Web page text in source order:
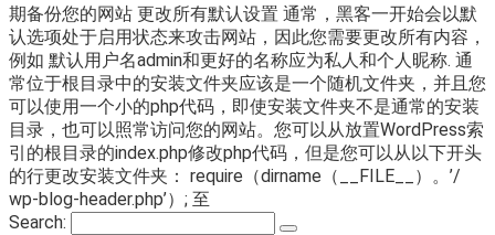
期备份您的网站 更改所有默认设置 通常，黑客一开始会以默
认选项处于启用状态来攻击网站，因此您需要更改所有内容，
例如 默认用户名admin和更好的名称应为私人和个人昵称. 通
常位于根目录中的安装文件夹应该是一个随机文件夹，并且您
可以使用一个小的php代码，即使安装文件夹不是通常的安装
目录，也可以照常访问您的网站。您可以从放置WordPress索
引的根目录的index.php修改php代码，但是您可以从以下开头
的行更改安装文件夹： require（dirname（__FILE__）。’/
wp-blog-header.php’）; 至
Search: